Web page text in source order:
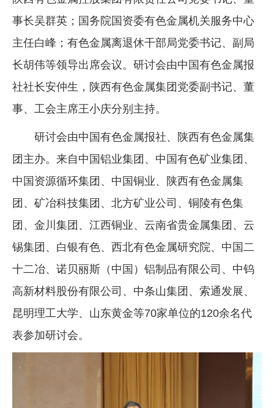
事长吴群英；国务院国资委有色金属机关服务中心
主任白峰；有色金属离退休干部局党委书记、副局
长胡伟等领导出席会议。研讨会由中国有色金属报
社社长安仲生，陕西有色金属集团党委副书记、董
事、工会主席王小庆分别主持。
研讨会由中国有色金属报社、陕西有色金属集
团主办。来自中国铝业集团、中国有色矿业集团、
中国资源循环集团、中国铜业、陕西有色金属集
团、矿冶科技集团、北方矿业公司、铜陵有色集
团、金川集团、江西铜业、云南省贵金属集团、云
锡集团、白银有色、西北有色金属研究院、中国二
十二冶、诺贝丽斯（中国）铝制品有限公司、中钨
高新材料股份有限公司、中条山集团、索通发展、
昆明理工大学、山东黄金等70家单位的120余名代
表参加研讨会。